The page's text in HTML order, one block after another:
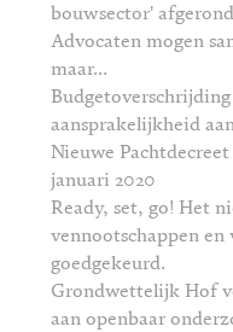
bouwsector' afgerond
Advocaten mogen
maar...
aansprakelijkheid
Nieuwe
januari 2020
Ready, set, go! Het
vennootschappen
goedgekeurd.
Grondwettelijk Hof
aan openbaar